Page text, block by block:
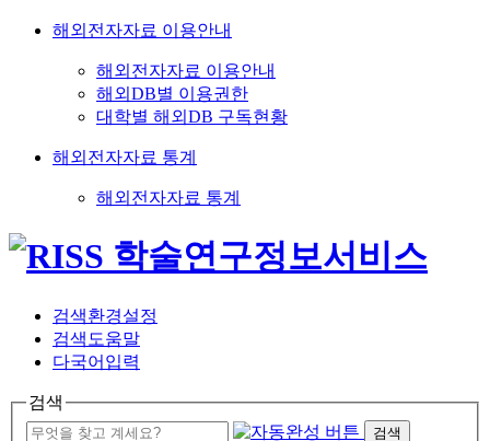
해외전자자료 이용안내
해외전자자료 이용안내
해외DB별 이용권한
대학별 해외DB 구독현황
해외전자자료 통계
해외전자자료 통계
검색환경설정
검색도움말
다국어입력
검색
검색